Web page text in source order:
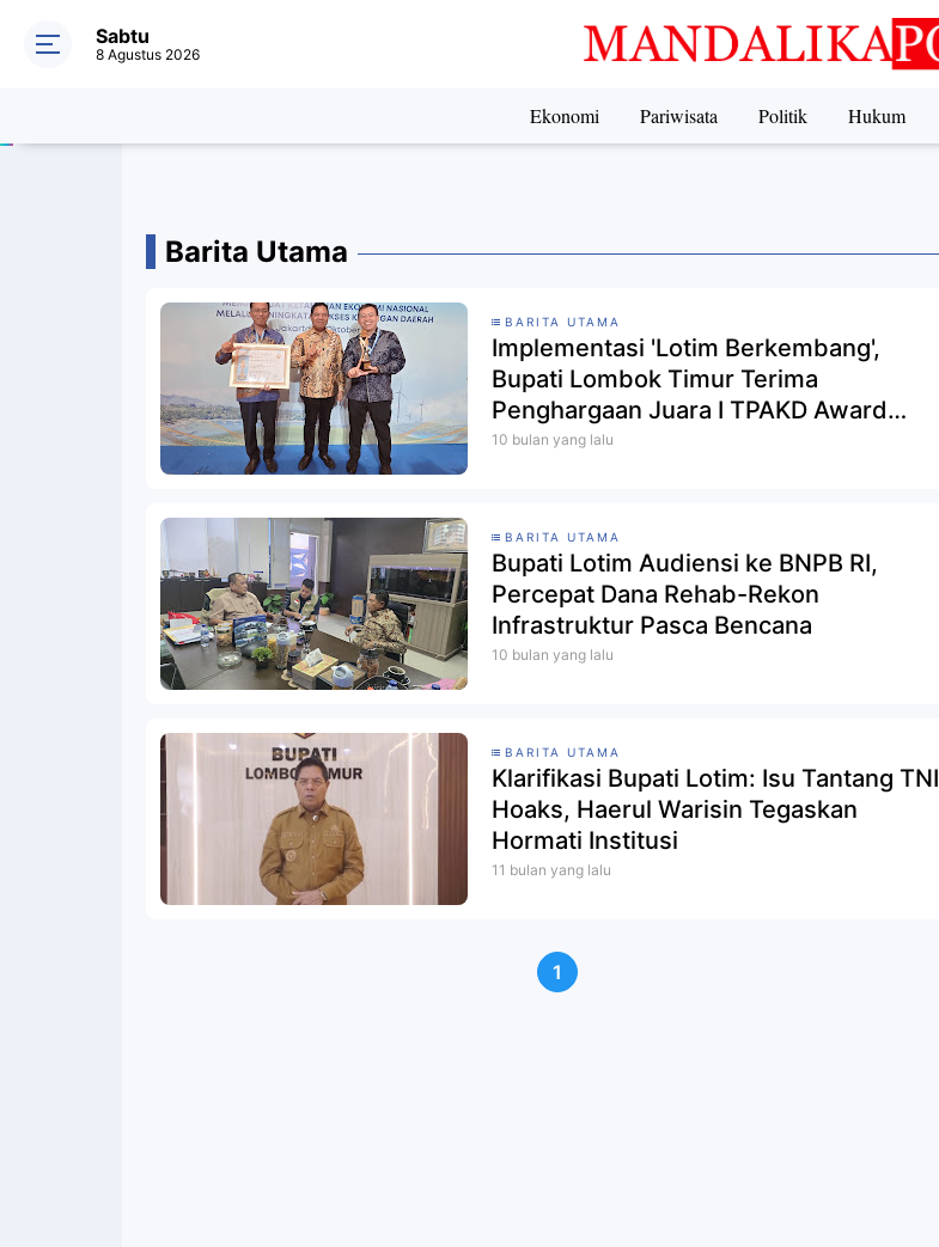
Sabtu
8 Agustus 2026
Ekonomi Pariwisata Politik Hukum
Barita Utama
BARITA UTAMA
Implementasi 'Lotim Berkembang',
Bupati Lombok Timur Terima
Penghargaan Juara I TPAKD Award
2025
10 bulan yang lalu
BARITA UTAMA
Bupati Lotim Audiensi ke BNPB RI,
Percepat Dana Rehab-Rekon
Infrastruktur Pasca Bencana
10 bulan yang lalu
BARITA UTAMA
Klarifikasi Bupati Lotim: Isu Tantang TNI
Hoaks, Haerul Warisin Tegaskan
Hormati Institusi
11 bulan yang lalu
1